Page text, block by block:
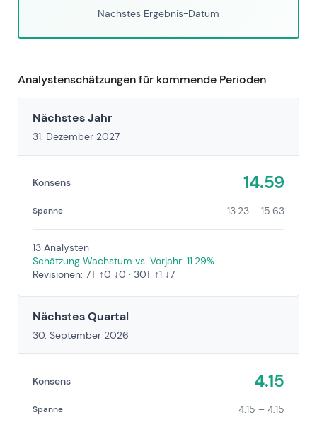
Nächstes Ergebnis-Datum
Analystenschätzungen für kommende Perioden
Nächstes Jahr
31. Dezember 2027
Konsens 14.59
Spanne 13.23 – 15.63
13 Analysten
Schätzung Wachstum vs. Vorjahr: 11.29%
Revisionen: 7T ↑0 ↓0 · 30T ↑1 ↓7
Nächstes Quartal
30. September 2026
Konsens 4.15
Spanne 4.15 – 4.15